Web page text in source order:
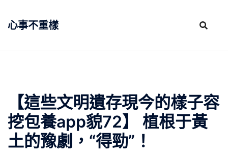
心事不重樣
【這些文明遺存現今的樣子容
挖包養app貌72】 植根于黃
土的豫劇，“得勁”！